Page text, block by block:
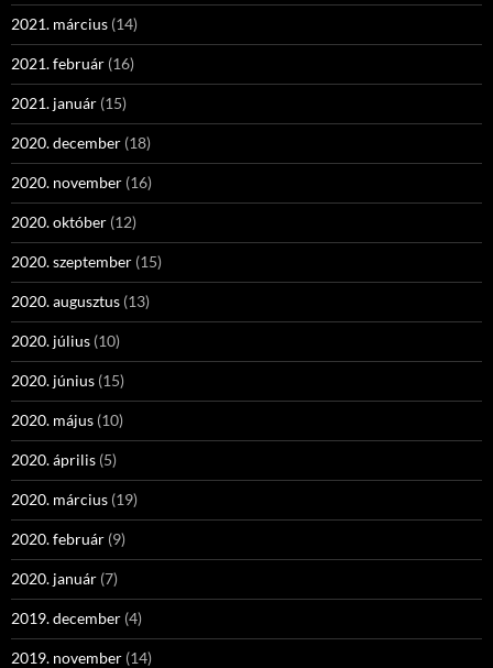
2021. március (14)
2021. február (16)
2021. január (15)
2020. december (18)
2020. november (16)
2020. október (12)
2020. szeptember (15)
2020. augusztus (13)
2020. július (10)
2020. június (15)
2020. május (10)
2020. április (5)
2020. március (19)
2020. február (9)
2020. január (7)
2019. december (4)
2019. november (14)